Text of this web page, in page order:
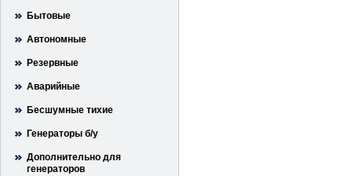
Бытовые
Автономные
Резервные
Аварийные
Бесшумные тихие
Генераторы б/у
Дополнительно для
генераторов